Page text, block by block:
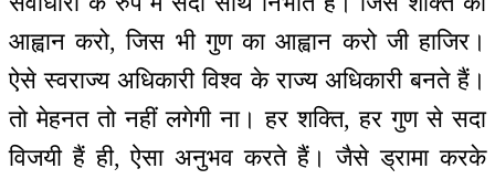
आह्वान करो, जिस भी गुण का आह्वान करो जी हाजिर।
ऐसे स्वराज्य अधिकारी विश्व के राज्य अधिकारी बनते हैं।
तो मेहनत तो नहीं लगेगी ना। हर शक्ति, हर गुण से सदा
विजयी हैं ही, ऐसा अनुभव करते हैं। जैसे ड्रामा करके